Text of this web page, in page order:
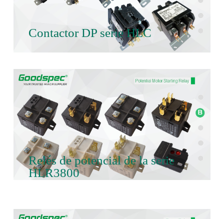
Contactor DP serie HLC
Relés de potencial de la serie
HLR3800